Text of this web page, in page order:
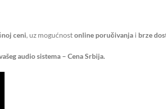
ceni, uz mogućnostonline poručivanja i brze
audio sistema – Cena Srbija.